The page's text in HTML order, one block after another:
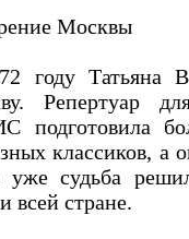
Москвы
году Татьяна
Репертуар
подготовила
классиков, а
уже судьба
всей стране.